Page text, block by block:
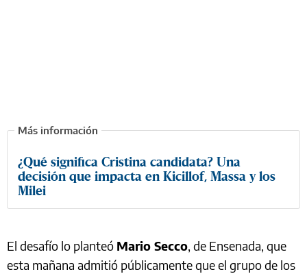
¿Qué significa Cristina candidata? Una
decisión que impacta en Kicillof, Massa y los
Milei
El desafío lo planteó Mario Secco, de Ensenada, que
esta mañana admitió públicamente que el grupo de los